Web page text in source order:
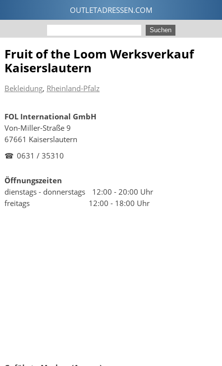
Fruit of the Loom Werksverkauf
Kaiserslautern
Bekleidung, Rheinland-Pfalz
FOL International GmbH
Von-Miller-Straße 9
67661 Kaiserslautern
☎ 0631 / 35310
Öffnungszeiten
dienstags - donnerstags
12:00 - 20:00 Uhr
freitags
12:00 - 18:00 Uhr